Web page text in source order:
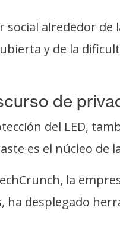
alrededor
y de la
de
del LED,
es el núcleo de
la
ha desplegado